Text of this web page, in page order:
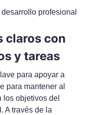
profesional
claros con
y tareas
para apoyar a
para mantener al
objetivos del
A través de la